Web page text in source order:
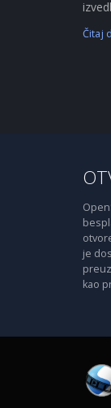
Čitaj
je
kao